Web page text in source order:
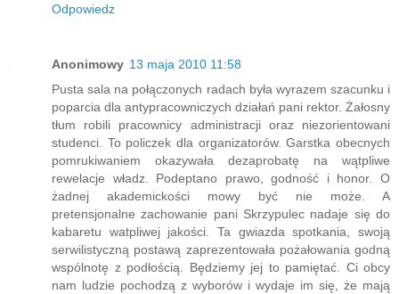
Odpowiedz
Anonimowy 13 maja 2010 11:58
Pusta sala na połączonych radach była wyrazem szacunku i
poparcia dla antypracowniczych działań pani rektor. Żałosny
tłum robili pracownicy administracji oraz niezorientowani
studenci. To policzek dla organizatorów. Garstka obecnych
pomrukiwaniem okazywała dezaprobatę na wątpliwe
rewelacje władz. Podeptano prawo, godność i honor. O
żadnej akademickości mowy być nie może. A
pretensjonalne zachowanie pani Skrzypulec nadaje się do
kabaretu watpliwej jakości. Ta gwiazda spotkania, swoją
serwilistyczną postawą zaprezentowała pożałowania godną
wspólnotę z podłością. Będziemy jej to pamiętać. Ci obcy
nam ludzie pochodzą z wyborów i wydaje im się, że mają